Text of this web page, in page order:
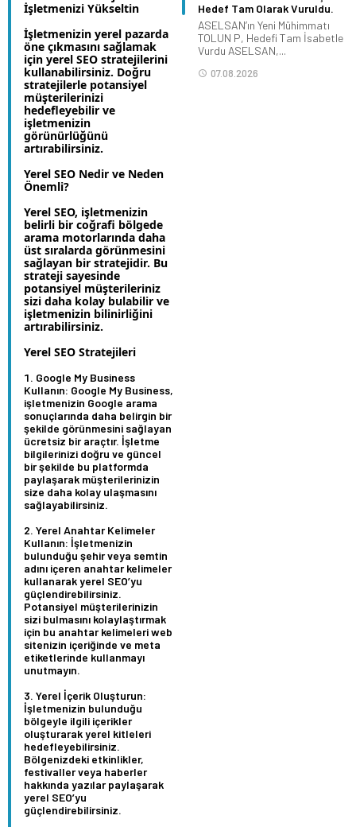
İşletmenizi Yükseltin
İşletmenizin yerel pazarda
öne çıkmasını sağlamak
için yerel SEO stratejilerini
kullanabilirsiniz. Doğru
stratejilerle potansiyel
müşterilerinizi
hedefleyebilir ve
işletmenizin
görünürlüğünü
artırabilirsiniz.
Yerel SEO Nedir ve Neden
Önemli?
Yerel SEO, işletmenizin
belirli bir coğrafi bölgede
arama motorlarında daha
üst sıralarda görünmesini
sağlayan bir stratejidir. Bu
strateji sayesinde
potansiyel müşterileriniz
sizi daha kolay bulabilir ve
işletmenizin bilinirliğini
artırabilirsiniz.
Yerel SEO Stratejileri
Google My Business
Kullanın: Google My Business,
işletmenizin Google arama
sonuçlarında daha belirgin bir
şekilde görünmesini sağlayan
ücretsiz bir araçtır. İşletme
bilgilerinizi doğru ve güncel
bir şekilde bu platformda
paylaşarak müşterilerinizin
size daha kolay ulaşmasını
sağlayabilirsiniz.
Yerel Anahtar Kelimeler
Kullanın: İşletmenizin
bulunduğu şehir veya semtin
adını içeren anahtar kelimeler
kullanarak yerel SEO’yu
güçlendirebilirsiniz.
Potansiyel müşterilerinizin
sizi bulmasını kolaylaştırmak
için bu anahtar kelimeleri web
sitenizin içeriğinde ve meta
etiketlerinde kullanmayı
unutmayın.
Yerel İçerik Oluşturun:
İşletmenizin bulunduğu
bölgeyle ilgili içerikler
oluşturarak yerel kitleleri
hedefleyebilirsiniz.
Bölgenizdeki etkinlikler,
festivaller veya haberler
hakkında yazılar paylaşarak
yerel SEO’yu
güçlendirebilirsiniz.
Hedef Tam Olarak Vuruldu.
ASELSAN’ın Yeni Mühimmatı
TOLUN P, Hedefi Tam İsabetle
Vurdu ASELSAN,...
07.08.2026